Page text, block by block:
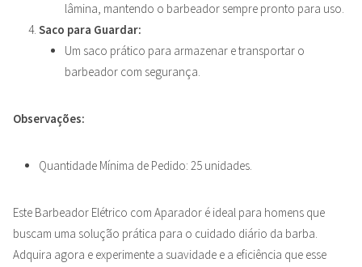
lâmina, mantendo o barbeador sempre pronto para uso.
Saco para Guardar:
Um saco prático para armazenar e transportar o
barbeador com segurança.
Observações:
Quantidade Mínima de Pedido: 25 unidades.
Este Barbeador Elétrico com Aparador é ideal para homens que
buscam uma solução prática para o cuidado diário da barba.
Adquira agora e experimente a suavidade e a eficiência que esse